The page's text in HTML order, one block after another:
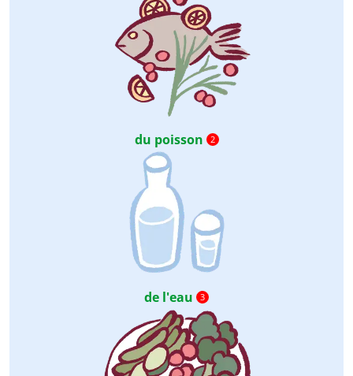
du poisson 2
de l'eau 3